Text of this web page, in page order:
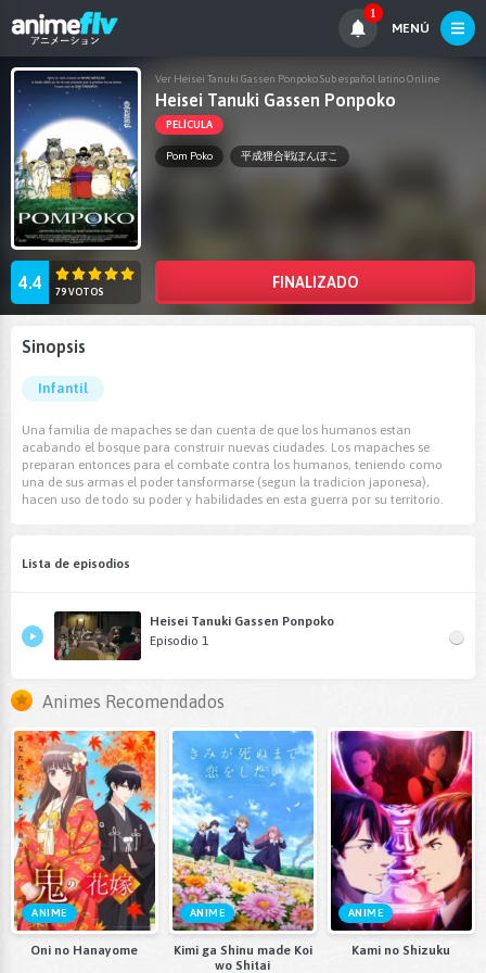
1
MENÚ
Ver Heisei Tanuki Gassen Ponpoko Sub español latino Online
Heisei Tanuki Gassen Ponpoko
PELÍCULA
Pom Poko 平成狸合戦ぽんぽこ
4.4 79 VOTOS
FINALIZADO
Sinopsis
Infantil
Una familia de mapaches se dan cuenta de que los humanos estan
acabando el bosque para construir nuevas ciudades. Los mapaches se
preparan entonces para el combate contra los humanos, teniendo como
una de sus armas el poder tansformarse (segun la tradicion japonesa),
hacen uso de todo su poder y habilidades en esta guerra por su territorio.
Lista de episodios
Heisei Tanuki Gassen Ponpoko
Episodio 1
Animes Recomendados
ANIME
Oni no Hanayome
ANIME
Kimi ga Shinu made Koi
wo Shitai
ANIME
Kami no Shizuku